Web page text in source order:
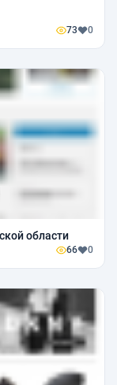
73 0
области
66 0